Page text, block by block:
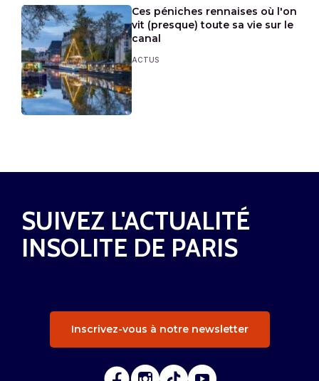
Ces péniches rennaises où l'on
vit (presque) toute sa vie sur le
canal
ACTUS
SUIVEZ L'ACTUALITÉ
INSOLITE DE PARIS
Inscrivez-vous à notre newsletter